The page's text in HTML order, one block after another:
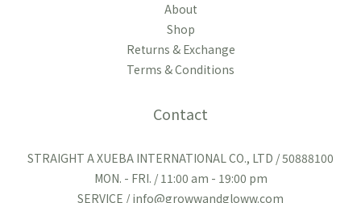
About
Shop
Returns & Exchange
Terms & Conditions
Contact
STRAIGHT A XUEBA INTERNATIONAL CO., LTD / 50888100
MON. - FRI. / 11:00 am - 19:00 pm
SERVICE / info@growwandgloww.com